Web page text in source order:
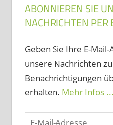
ABONNIEREN SIE
NACHRICHTEN
Geben Sie Ihre E-
unsere Nachrichten
Benachrichtigungen
erhalten. Mehr Infos ...
E-